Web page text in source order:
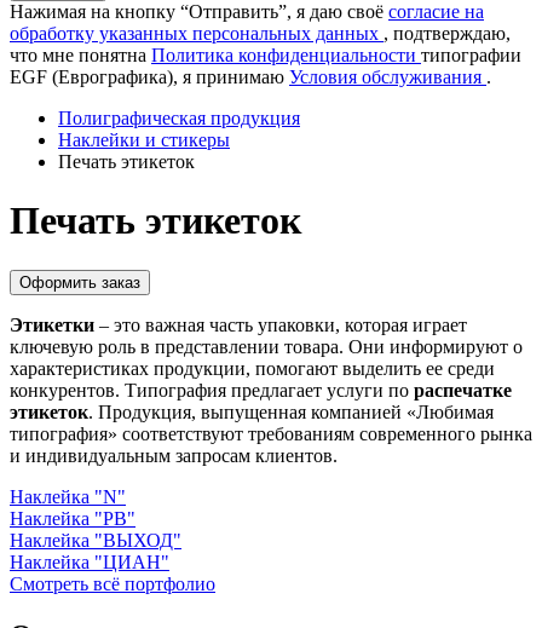
Нажимая на кнопку “Отправить”, я даю своё согласие на
обработку указанных персональных данных , подтверждаю,
что мне понятна Политика конфиденциальности типографии
EGF (Еврографика), я принимаю Условия обслуживания .
Полиграфическая продукция
Наклейки и стикеры
Печать этикеток
Печать этикеток
Оформить заказ
Этикетки – это важная часть упаковки, которая играет
ключевую роль в представлении товара. Они информируют о
характеристиках продукции, помогают выделить ее среди
конкурентов. Типография предлагает услуги по распечатке
этикеток. Продукция, выпущенная компанией «Любимая
типография» соответствуют требованиям современного рынка
и индивидуальным запросам клиентов.
Наклейка "N"
Наклейка "PB"
Наклейка "ВЫХОД"
Наклейка "ЦИАН"
Смотреть всё портфолио